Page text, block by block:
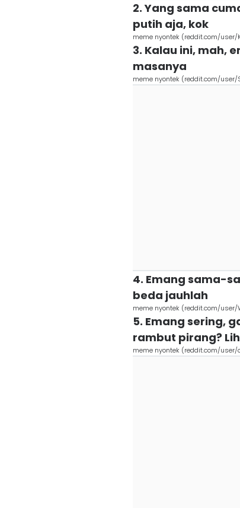
2. Yang sama
putih aja, kok
meme nyontek (reddit.com/user/
3. Kalau ini, mah,
masanya
meme nyontek (reddit.com/user/
4. Emang sama-
beda jauhlah
meme nyontek (reddit.com/user/
5. Emang sering,
rambut pirang?
meme nyontek (reddit.com/